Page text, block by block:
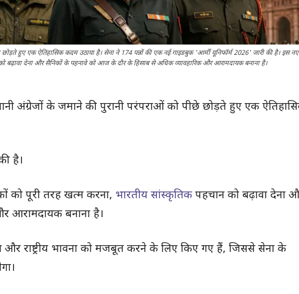
हुए एक ऐतिहासिक कदम उठाया है। सेना ने 174 पन्नों की एक नई गाइडबुक 'आर्मी यूनिफॉर्म 2026' जारी की है। इस नए
बढ़ावा देना और सैनिकों के पहनावे को आज के दौर के हिसाब से अधिक व्यावहारिक और आरामदायक बनाना है।
अंग्रेजों के जमाने की पुरानी परंपराओं को पीछे छोड़ते हुए एक
है।
को पूरी तरह खत्म करना, भारतीय सांस्कृतिक पहचान को बढ़ावा देना
आरामदायक बनाना है।
राष्ट्रीय भावना को मजबूत करने के लिए किए गए हैं, जिससे सेना के